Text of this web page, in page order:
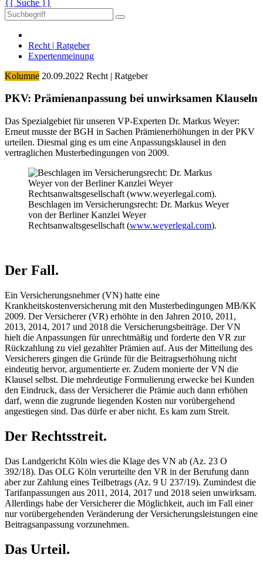
{{ Suche }}
Recht | Ratgeber
Expertenmeinung
Kolumne 20.09.2022 Recht | Ratgeber
PKV: Prämienan­passung bei unwirk­samen Klauseln
Das Spezialgebiet für unseren VP-Experten Dr. Markus Weyer:
Erneut musste der BGH in Sachen Prämienerhöhungen in der PKV
urteilen. Diesmal ging es um eine Anpassungsklausel in den
vertraglichen Musterbedingungen von 2009.
Beschlagen im Versicherungsrecht: Dr. Markus Weyer
von der Berliner Kanzlei Weyer
Rechtsanwaltsgesellschaft (www.weyerlegal.com).
Der Fall.
Ein Versicherungsnehmer (VN) hatte eine
Krankheitskostenversicherung mit den Musterbedingungen MB/KK
2009. Der Versicherer (VR) erhöhte in den Jahren 2010, 2011,
2013, 2014, 2017 und 2018 die Versicherungsbeiträge. Der VN
hielt die Anpassungen für unrechtmäßig und forderte den VR zur
Rückzahlung zu viel gezahlter Prämien auf. Aus der Mitteilung des
Versicherers gingen die Gründe für die Beitragserhöhung nicht
eindeutig hervor, argumentierte er. Zudem monierte der VN die
Klausel selbst. Die mehrdeutige Formulierung erwecke bei Kunden
den Eindruck, dass der Versicherer die Prämie auch dann erhöhen
darf, wenn die zugrunde liegenden Kosten nur vorübergehend
angestiegen sind. Das dürfe er aber nicht. Es kam zum Streit.
Der Rechtsstreit.
Das Landgericht Köln wies die Klage des VN ab (Az. 23 O
392/18). Das OLG Köln verurteilte den VR in der Berufung dann
aber zur Zahlung eines Teilbetrags (Az. 9 U 237/19). Zumindest die
Tarifanpassungen aus 2011, 2014, 2017 und 2018 seien unwirksam.
Allerdings habe der Versicherer die Möglichkeit, auch im Fall einer
nur vorübergehenden Veränderung der Versicherungsleistungen eine
Beitragsanpassung vorzunehmen.
Das Urteil.